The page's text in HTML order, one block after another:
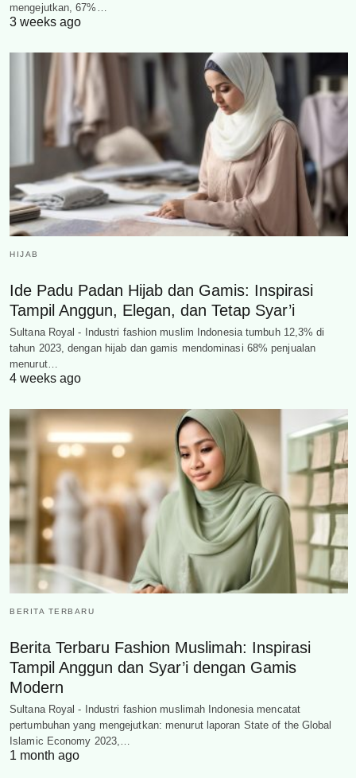
mengejutkan, 67%…
3 weeks ago
HIJAB
Ide Padu Padan Hijab dan Gamis: Inspirasi
Tampil Anggun, Elegan, dan Tetap Syar’i
Sultana Royal - Industri fashion muslim Indonesia tumbuh 12,3% di
tahun 2023, dengan hijab dan gamis mendominasi 68% penjualan
menurut…
4 weeks ago
BERITA TERBARU
Berita Terbaru Fashion Muslimah: Inspirasi
Tampil Anggun dan Syar’i dengan Gamis
Modern
Sultana Royal - Industri fashion muslimah Indonesia mencatat
pertumbuhan yang mengejutkan: menurut laporan State of the Global
Islamic Economy 2023,…
1 month ago